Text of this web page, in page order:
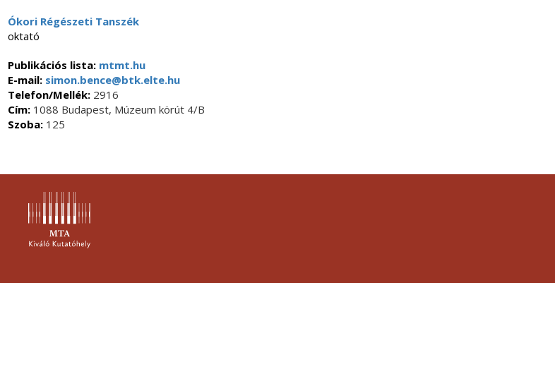
Ókori Régészeti Tanszék
oktató
Publikációs lista: mtmt.hu
E-mail:simon.bence@btk.elte.hu
Telefon/Mellék:2916
Cím:1088 Budapest, Múzeum körút 4/B
Szoba:125